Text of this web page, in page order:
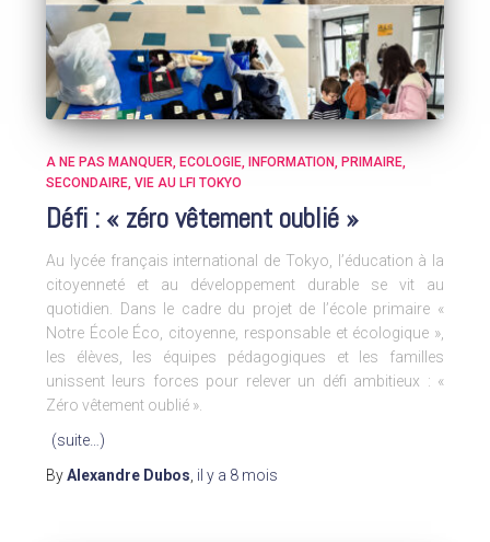
A NE PAS MANQUER ECOLOGIE INFORMATION
PRIMAIRE
SECONDAIRE VIE AU LFI TOKYO
Défi : « zéro vêtement oublié »
Au lycée français international de Tokyo, l’éducation à la
citoyenneté et au développement durable se vit au
quotidien. Dans le cadre du projet de l’école primaire «
Notre École Éco, citoyenne, responsable et écologique »,
les élèves, les équipes pédagogiques et les familles
unissent leurs forces pour relever un défi ambitieux : «
Zéro vêtement oublié ».
(suite…)
ByAlexandre Dubos, il y a 8 mois